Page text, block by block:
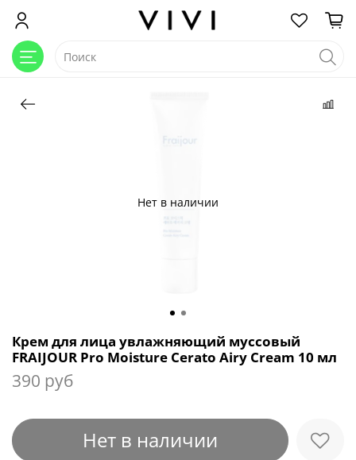
Нет в наличии
Крем для лица увлажняющий муссовый
FRAIJOUR Pro Moisture Cerato Airy Cream 10 мл
390 руб
Нет в наличии